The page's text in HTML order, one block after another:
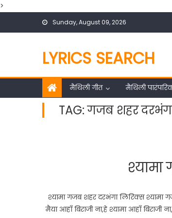
>
Sunday, August 09, 2026
LYRICS SEARCH
मैथिली गीत मैथिली
TAG:गजब शहर
श्यामा गजब शहर दरभंगा लिरिक्स श्यामा
मैया आहाँ बिराजी ना,हे श्यामा आहाँ